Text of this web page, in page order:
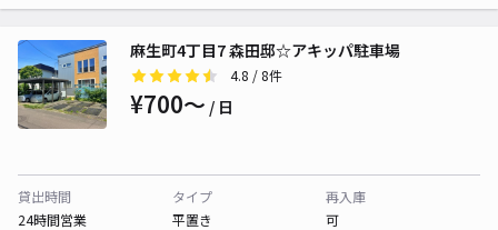
麻生町4丁目7 森田邸☆アキッパ駐車場
4.8 / 8件
¥700〜 / 日
貸出時間
24時間営業
タイプ
平置き
再入庫
可